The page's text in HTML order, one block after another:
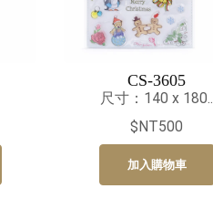
CS-3605
尺寸：140 x 180..
$NT500
加入購物車